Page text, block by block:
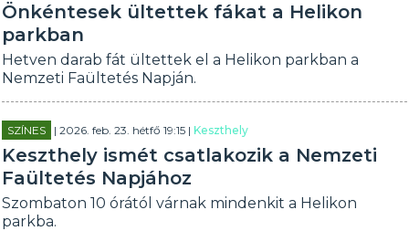
Önkéntesek ültettek fákat a Helikon
parkban
Hetven darab fát ültettek el a Helikon parkban a
Nemzeti Faültetés Napján.
SZÍNES | 2026. feb. 23. hétfő 19:15 |Keszthely
Keszthely ismét csatlakozik a Nemzeti
Faültetés Napjához
Szombaton 10 órától várnak mindenkit a Helikon
parkba.